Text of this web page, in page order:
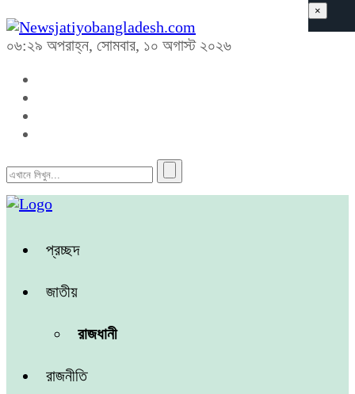
০৬:২৯ অপরাহ্ন, সোমবার, ১০ অগাস্ট ২০২৬
প্রচ্ছদ
জাতীয়
রাজধানী
রাজনীতি
×